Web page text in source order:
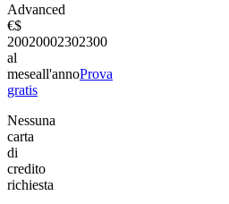
Advanced
€$
20020002302300
al
meseall'annoProva
gratis
Nessuna
carta
di
credito
richiesta